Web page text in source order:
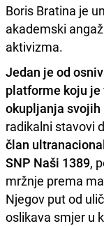
Boris Bratina je
akademski
aktivizma.
Jedan je od
platforme koju
okupljanja
radikalni stavovi
član
SNP Naši 1389,
mržnje prema
Njegov put od
oslikava smjer u